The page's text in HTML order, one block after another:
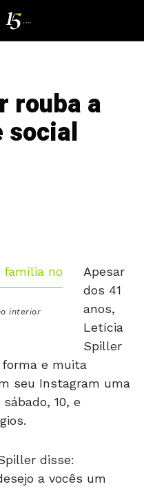
rouba a
social
interior
Apesar
dos 41
anos,
Letícia
Spiller
e muita
seu Instagram uma
10, e
disse:
a vocês um